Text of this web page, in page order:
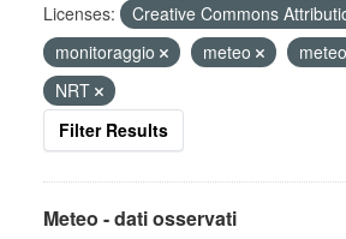
Licenses: Creative Commons
monitoraggio
meteo
NRT
Filter Results
Meteo - dati osservati